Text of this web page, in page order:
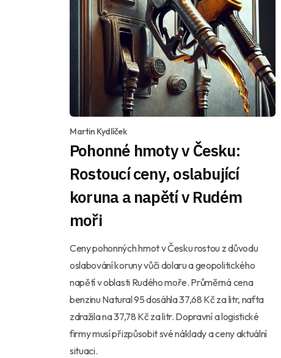
Martin Kydlíček
Pohonné hmoty v Česku:
Rostoucí ceny, oslabující
koruna a napětí v Rudém
moři
Ceny pohonných hmot v Česku rostou z důvodu
oslabování koruny vůči dolaru a geopolitického
napětí v oblasti Rudého moře. Průměrná cena
benzinu Natural 95 dosáhla 37,68 Kč za litr, nafta
zdražila na 37,78 Kč za litr. Dopravní a logistické
firmy musí přizpůsobit své náklady a ceny aktuální
situaci.